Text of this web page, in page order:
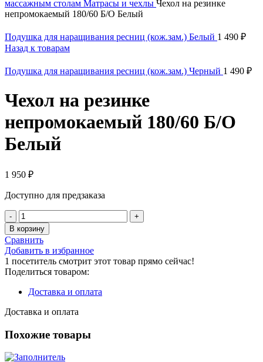
массажным столам Матрасы и чехлы Чехол на резинке
непромокаемый 180/60 Б/О Белый
Подушка для наращивания ресниц (кож.зам.) Белый 1 490 ₽
Назад к товарам
Подушка для наращивания ресниц (кож.зам.) Черный 1 490 ₽
Чехол на резинке
непромокаемый 180/60 Б/О
Белый
1 950 ₽
Доступно для предзаказа
Количество
товара
Чехол
на
резинке
непромокаемый
180/60
Б/
Белый
В корзину
Сравнить
Добавить в избранное
1 посетитель смотрит этот товар прямо сейчас!
Поделиться товаром:
Доставка и оплата
Доставка и оплата
Похожие товары